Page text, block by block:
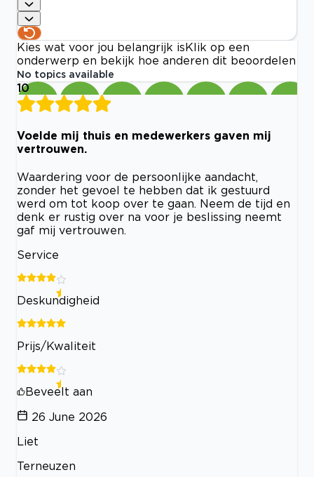
Kies wat voor jou belangrijk is Klik op een
onderwerp en bekijk hoe anderen dit beoordelen
No topics available
10
Voelde mij thuis en medewerkers gaven mij
vertrouwen.
Waardering voor de persoonlijke aandacht,
zonder het gevoel te hebben dat ik gestuurd
werd om tot koop over te gaan. Neem de tijd en
denk er rustig over na voor je beslissing neemt
gaf mij vertrouwen.
Service
Deskundigheid
Prijs/Kwaliteit
Beveelt aan
26 June 2026
Liet
Terneuzen